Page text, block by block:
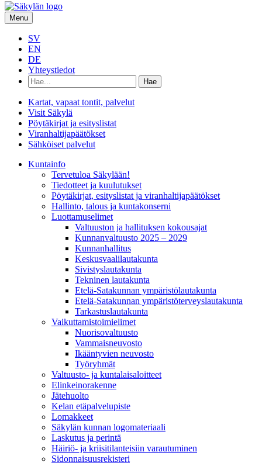
Menu
SV
EN
DE
Yhteystiedot
Hae
hakusanalla:
Kartat, vapaat tontit, palvelut
Visit Säkylä
Pöytäkirjat ja esityslistat
Viranhaltijapäätökset
Sähköiset palvelut
Kunta­info
Tervetuloa Säkylään!
Tiedotteet ja kuulutukset
Pöytäkirjat, esityslistat ja viranhaltijapäätökset
Hallinto, talous ja kuntakonserni
Luottamuselimet
Valtuuston ja hallituksen kokousajat
Kunnanvaltuusto 2025 – 2029
Kunnanhallitus
Keskusvaalilautakunta
Sivistyslautakunta
Tekninen lautakunta
Etelä-Satakunnan ympäristölautakunta
Etelä-Satakunnan ympäristöterveyslautakunta
Tarkastuslautakunta
Vaikuttamistoimielimet
Nuorisovaltuusto
Vammaisneuvosto
Ikääntyvien neuvosto
Työryhmät
Valtuusto- ja kuntalaisaloitteet
Elinkeinorakenne
Jätehuolto
Kelan etäpalvelupiste
Lomakkeet
Säkylän kunnan logomateriaali
Laskutus ja perintä
Häiriö- ja kriisitilanteisiin varautuminen
Sidonnaisuusrekisteri